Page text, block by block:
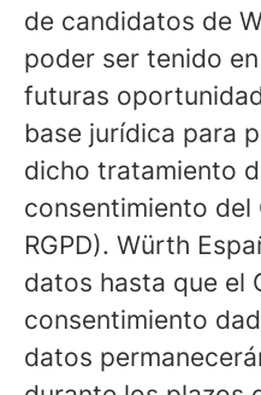
de candidatos de
poder ser tenido
futuras
base jurídica para
dicho tratamiento
consentimiento del
RGPD). Würth
datos hasta que el
consentimiento
datos